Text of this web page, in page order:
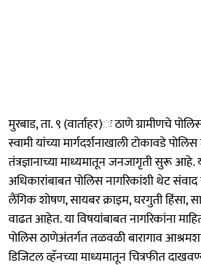
मुरबाड, ता. ९ (वार्ताहर)ः ठाणे ग्रामीणचे
स्वामी यांच्या मार्गदर्शनाखाली टोकावडे
तंत्रज्ञानाच्या माध्यमातून जनजागृती सुरू आहे.
अधिकारांबाबत पोलिस नागरिकांशी थेट
लैंगिक शोषण, सायबर क्राइम, घरगुती हिंसा,
वाढत आहेत. या विषयांबाबत नागरिकांना
पोलिस ठाणेअंतर्गत तळवळी बारागाव
डिजिटल व्हॅनच्या माध्यमातून चित्रफीत